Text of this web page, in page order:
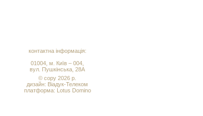
контактна інформація:
01004, м. Київ – 004,
вул. Пушкінська, 28А
© copy 2026 р.
дизайн: Віадук-Телеком
платформа: Lotus Domino